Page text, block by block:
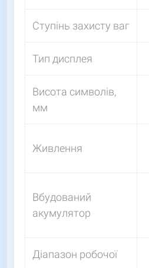
Ступінь захисту ваг
Тип дисплея
Висота символів,
мм
Живлення
Вбудований
акумулятор
Діапазон робочої